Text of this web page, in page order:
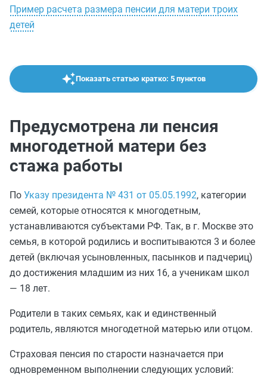
Пример расчета размера пенсии для матери троих
детей
Показать статью кратко: 5 пунктов
Предусмотрена ли пенсия
многодетной матери без
стажа работы
По Указу президента № 431 от 05.05.1992, категории
семей, которые относятся к многодетным,
устанавливаются субъектами РФ. Так, в г. Москве это
семья, в которой родились и воспитываются 3 и более
детей (включая усыновленных, пасынков и падчериц)
до достижения младшим из них 16, а ученикам школ
— 18 лет.
Родители в таких семьях, как и единственный
родитель, являются многодетной матерью или отцом.
Страховая пенсия по старости назначается при
одновременном выполнении следующих условий: